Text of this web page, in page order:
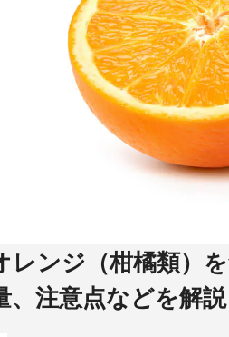
レンジ（柑橘類）
、注意点などを解説